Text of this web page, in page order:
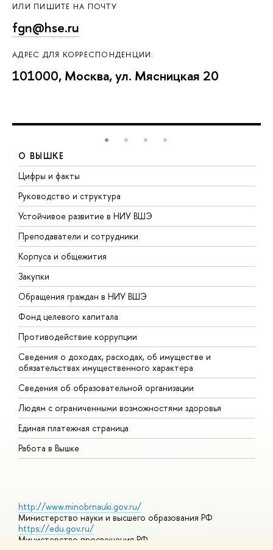
ИЛИ ПИШИТЕ НА ПОЧТУ
fgn@hse.ru
АДРЕС ДЛЯ КОРРЕСПОНДЕНЦИИ:
101000, Москва, ул. Мясницкая 20
О ВЫШКЕ
Цифры и факты
Руководство и структура
Устойчивое развитие в НИУ ВШЭ
Преподаватели и сотрудники
Корпуса и общежития
Закупки
Обращения граждан в НИУ ВШЭ
Фонд целевого капитала
Противодействие коррупции
Сведения о доходах, расходах, об имуществе и
обязательствах имущественного характера
Сведения об образовательной организации
Людям с ограниченными возможностями здоровья
Единая платежная страница
Работа в Вышке
http://www.minobrnauki.gov.ru/
Министерство науки и высшего образования РФ
https://edu.gov.ru/
Министерство просвещения РФ